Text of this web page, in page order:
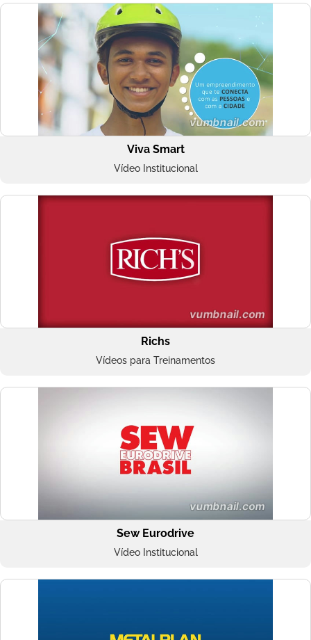
Viva Smart
Vídeo Institucional
Richs
Vídeos para Treinamentos
Sew Eurodrive
Vídeo Institucional